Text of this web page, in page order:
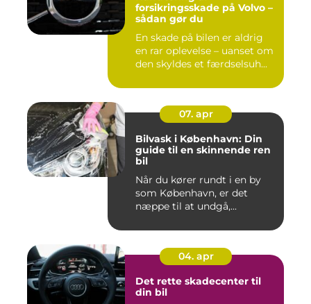
forsikringsskade på Volvo –
sådan gør du
En skade på bilen er aldrig
en rar oplevelse – uanset om
den skyldes et færdselsuh...
07. apr
Bilvask i København: Din
guide til en skinnende ren
bil
Når du kører rundt i en by
som København, er det
næppe til at undgå,...
04. apr
Det rette skadecenter til
din bil